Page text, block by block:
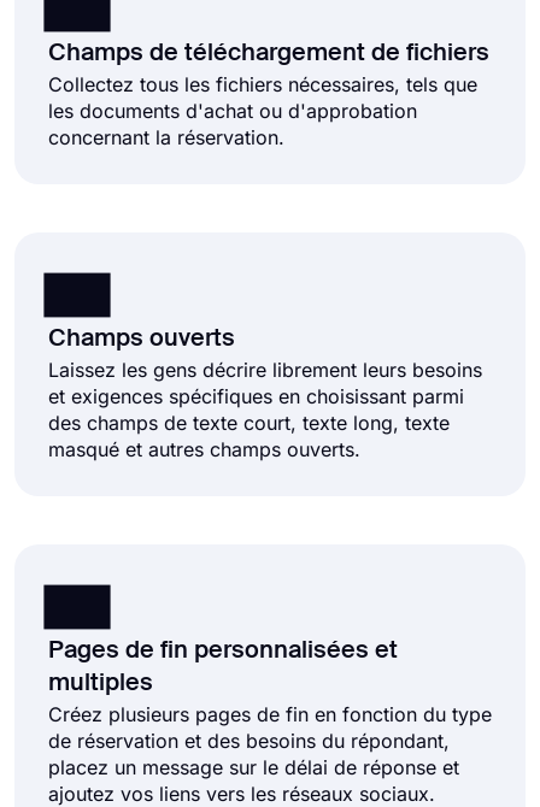
Champs de téléchargement de fichiers
Collectez tous les fichiers nécessaires, tels que
les documents d'achat ou d'approbation
concernant la réservation.
Champs ouverts
Laissez les gens décrire librement leurs besoins
et exigences spécifiques en choisissant parmi
des champs de texte court, texte long, texte
masqué et autres champs ouverts.
Pages de fin personnalisées et
multiples
Créez plusieurs pages de fin en fonction du type
de réservation et des besoins du répondant,
placez un message sur le délai de réponse et
ajoutez vos liens vers les réseaux sociaux.